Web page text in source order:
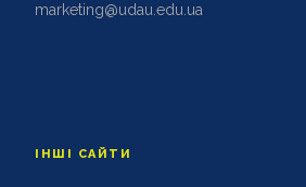
marketing@udau.edu.ua
ІНШІ САЙТИ